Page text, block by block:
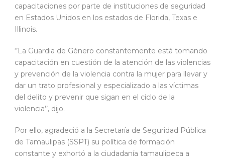
capacitaciones por parte de instituciones de seguridad
en Estados Unidos en los estados de Florida, Texas e
Illinois.
‘’La Guardia de Género constantemente está tomando
capacitación en cuestión de la atención de las violencias
y prevención de la violencia contra la mujer para llevar y
dar un trato profesional y especializado a las víctimas
del delito y prevenir que sigan en el ciclo de la
violencia’’, dijo.
Por ello, agradeció a la Secretaría de Seguridad Pública
de Tamaulipas (SSPT) su política de formación
constante y exhortó a la ciudadanía tamaulipeca a